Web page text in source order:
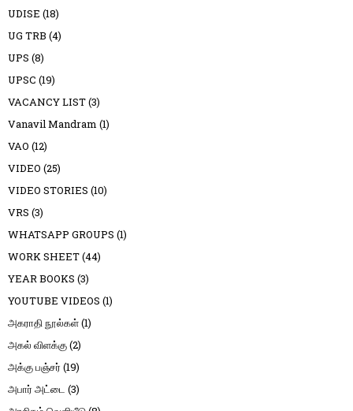
UDISE (18)
UG TRB (4)
UPS (8)
UPSC (19)
VACANCY LIST(3)
Vanavil Mandram (1)
VAO (12)
VIDEO (25)
VIDEO STORIES (10)
VRS (3)
WHATSAPP GROUPS (1)
WORK SHEET(44)
YEAR BOOKS (3)
YOUTUBE VIDEOS (1)
அகராதி நூல்கள்(1)
அகல் விளக்கு(2)
அக்கு பஞ்சர் (19)
அபார் அட்டை (3)